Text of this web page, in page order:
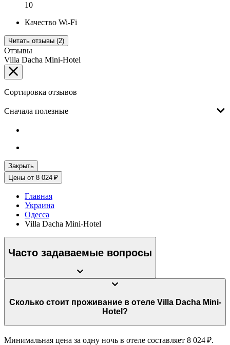
10
Качество Wi-Fi
Читать отзывы (2)
Отзывы
Villa Dacha Mini-Hotel
Сортировка отзывов
Сначала полезные
Закрыть
Цены от 8 024 ₽
Главная
Украина
Одесса
Villa Dacha Mini-Hotel
Часто задаваемые вопросы
Сколько стоит проживание в отеле Villa Dacha Mini-
Hotel?
Минимальная цена за одну ночь в отеле составляет 8 024 ₽.